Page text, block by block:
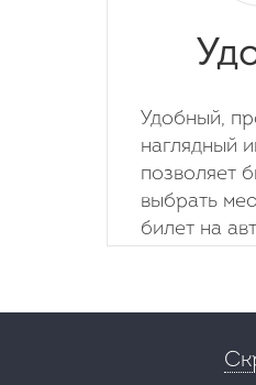
Удобный,
наглядный
позволяет
выбрать
билет на